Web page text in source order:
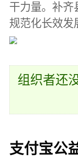
干力量。补齐
规范化长效发
组织者还
支付宝公